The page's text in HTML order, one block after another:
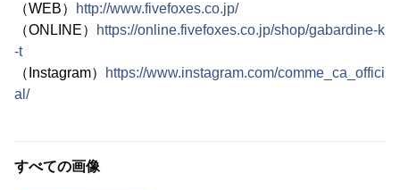
（WEB）
http://www.fivefoxes.co.jp/
（ONLINE）
https://online.fivefoxes.co.jp/shop/gabardine-k
-t
（Instagram）
https://www.instagram.com/comme_ca_offici
al/
すべての画像